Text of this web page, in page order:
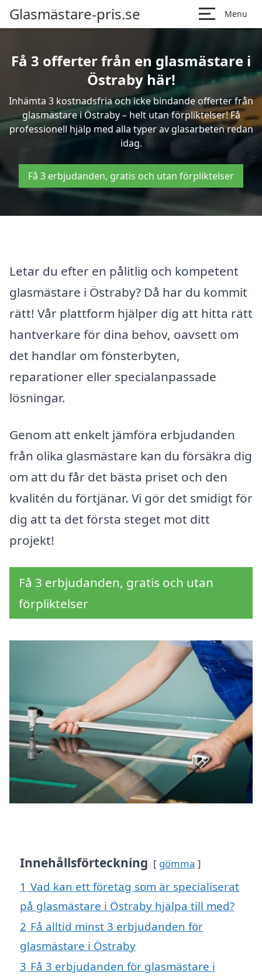
Glasmästare-pris.se Menu
Få 3 offerter från en glasmästare i
Östraby här!
Inhämta 3 kostnadsfria och icke bindande offerter från
glasmästare i Östraby – helt utan förpliktelser! Få
professionell hjälp med alla typer av glasarbeten redan
idag.
Få 3 erbjudanden, gratis och utan förpliktelser
Letar du efter en pålitlig och kompetent
glasmästare i Östraby? Då har du kommit
rätt! Vår plattform hjälper dig att hitta rätt
hantverkare för dina behov, oavsett om
det handlar om fönsterbyten,
reparationer eller specialanpassade
lösningar.
Genom att enkelt jämföra erbjudanden
från olika glasmästare kan du försäkra dig
om att du får det bästa priset och den
kvalitén du förtjänar. Vi gör det smidigt för
dig att ta det första steget mot ditt
projekt!
Få 3 erbjudanden, gratis och utan
förpliktelser
Innehållsförteckning gömma
1 Vad kan ett företag som är specialiserat
på glasmästare i Östraby hjälpa till med?
2 Få alltid minst 3 erbjudanden för
glasmästare i Östraby
3 Få 3 erbjudanden för glasmästare i